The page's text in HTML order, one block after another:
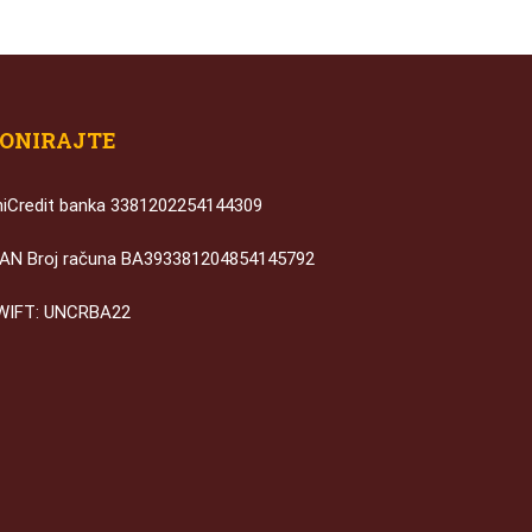
banka 3381202254144309
Broj računa BA393381204854145792
UNCRBA22